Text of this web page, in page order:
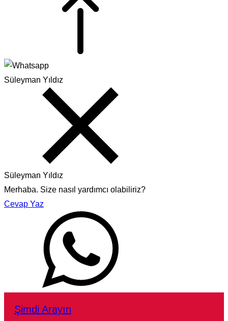
Süleyman Yıldız
Süleyman Yıldız
Merhaba. Size nasıl yardımcı olabiliriz?
Cevap Yaz
Şimdi Arayın